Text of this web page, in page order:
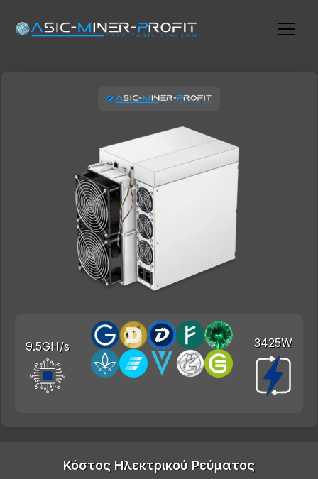
9.5GH/s 3425W
Κόστος Ηλεκτρικού Ρεύματος